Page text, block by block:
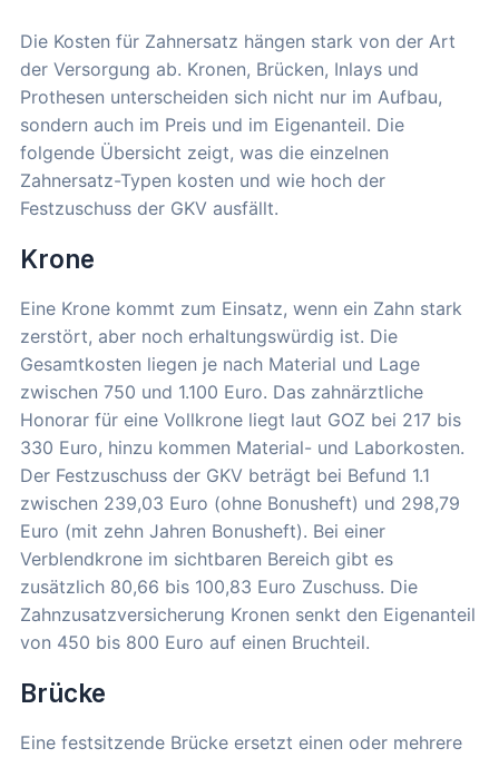
Die Kosten für Zahnersatz hängen stark von der Art
der Versorgung ab. Kronen, Brücken, Inlays und
Prothesen unterscheiden sich nicht nur im Aufbau,
sondern auch im Preis und im Eigenanteil. Die
folgende Übersicht zeigt, was die einzelnen
Zahnersatz-Typen kosten und wie hoch der
Festzuschuss der GKV ausfällt.
Krone
Eine Krone kommt zum Einsatz, wenn ein Zahn stark
zerstört, aber noch erhaltungswürdig ist. Die
Gesamtkosten liegen je nach Material und Lage
zwischen 750 und 1.100 Euro. Das zahnärztliche
Honorar für eine Vollkrone liegt laut GOZ bei 217 bis
330 Euro, hinzu kommen Material- und Laborkosten.
Der Festzuschuss der GKV beträgt bei Befund 1.1
zwischen 239,03 Euro (ohne Bonusheft) und 298,79
Euro (mit zehn Jahren Bonusheft). Bei einer
Verblendkrone im sichtbaren Bereich gibt es
zusätzlich 80,66 bis 100,83 Euro Zuschuss. Die
Zahnzusatzversicherung Kronen senkt den Eigenanteil
von 450 bis 800 Euro auf einen Bruchteil.
Brücke
Eine festsitzende Brücke ersetzt einen oder mehrere